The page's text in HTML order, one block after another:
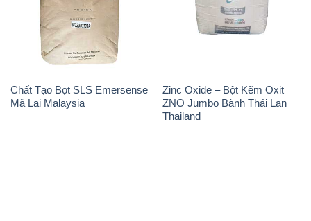
Chất Tạo Bọt SLS Emersense
Mã Lai Malaysia
Zinc Oxide – Bột Kẽm Oxit
ZNO Jumbo Bành Thái Lan
Thailand